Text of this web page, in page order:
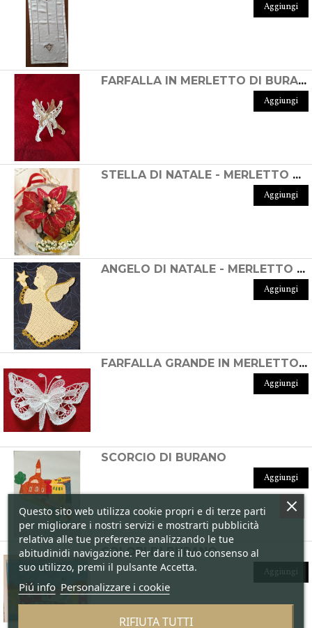
Aggiungi
FARFALLA IN MERLETTO DI BURANO
Aggiungi
STELLA DI NATALE - MERLETTO DI BURANO
Aggiungi
ANGELO DI NATALE - MERLETTO DI BURANO
Aggiungi
FARFALLA GRANDE IN MERLETTO DI BURANO
Aggiungi
SCORCIO DI BURANO
Aggiungi
COLORI DI BURANO
Aggiungi
Questo sito web utilizza cookie propri e di terze parti
per migliorare i nostri servizi e mostrarti pubblicità
relativa alle tue preferenze analizzando le tue
abitudinidi navigazione. Per dare il tuo consenso al
suo utilizzo, premi il pulsante Accetta.
Piú info Personalizzare i cookie
RIFIUTA TUTTI